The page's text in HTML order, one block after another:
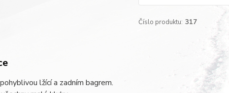
Číslo produktu: 317
lžící a zadním bagrem.